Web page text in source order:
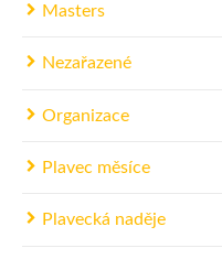
Masters
Nezařazené
Organizace
Plavec měsíce
Plavecká naděje